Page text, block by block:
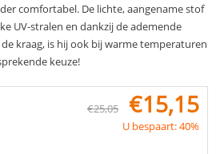
comfortabel. De lichte, aangename stof
UV-stralen en dankzij de ademende
kraag, is hij ook bij warme temperaturen
keuze!
€25,05 €15,15
U bespaart: 40%